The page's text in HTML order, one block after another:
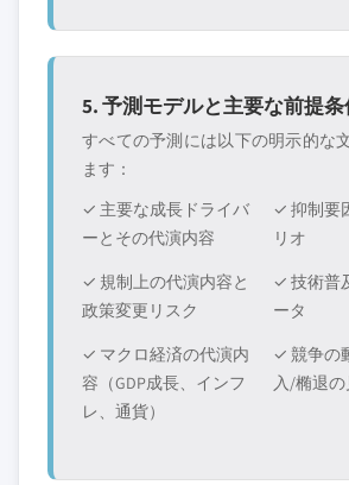
5. 予測モデルと主要な前提
すべての予測には以下の明示的な
ます：
✓ 主要な成長ドライバ
ーとその代演内容
✓ 抑制要
リオ
✓ 規制上の代演内容と
政策変更リスク
✓ 技術普
ータ
✓ マクロ経済の代演内
容（GDP成長、インフ
レ、通貨）
✓ 競争の
入/椭退の